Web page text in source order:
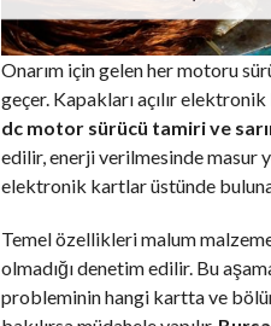
Onarım için gelen her motoru
geçer. Kapakları açılır
dc motor sürücü tamiri ve
edilir, enerji verilmesinde masur
elektronik kartlar üstünde
Temel özellikleri malum
olmadığı denetim edilir. Bu
probleminin hangi kartta ve